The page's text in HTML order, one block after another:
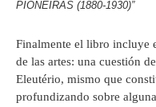
PIONEIRAS (1880-1930)”
Finalmente el libro incluye
de las artes: una cuestión
Eleutério, mismo que
profundizando sobre